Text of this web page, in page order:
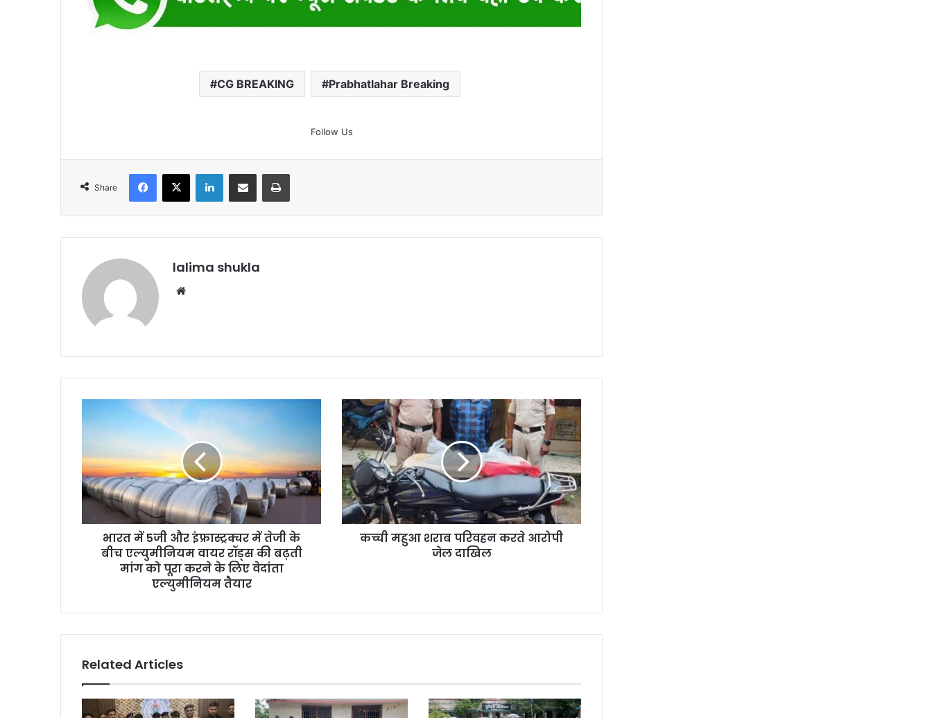
CG BREAKING Prabhatlahar Breaking
Follow Us
Share
Facebook
X LinkedInShare via Email Print
lalima shukla
में
इंफ्रास्ट्रक्चर
में
तेजी
बीच
एल्युमीनियम
पूरा
के
लिए
वेदांता
एल्युमीनियम
भारत में 5जी और इंफ्रास्ट्रक्चर में तेजी के
बीच एल्युमीनियम वायर रॉड्स की बढ़ती
मांग को पूरा करने के लिए वेदांता
एल्युमीनियम तैयार
कच्ची
महुआ
शराब
परिवहन
करते
आरोपी
जेल
दाखिल
कच्ची महुआ शराब परिवहन करते आरोपी
जेल दाखिल
Related Articles